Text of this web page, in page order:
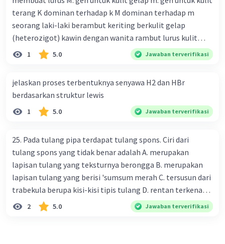
terang K dominan terhadap k M dominan terhadap m
seorang laki-laki berambut keriting berkulit gelap
(heterozigot) kawin dengan wanita rambut lurus kulit
terang tentukan : a. bagan perkawinannya b. rasio
genotipe dan rasio fenotipe nya c. jika perkawinan itu
dengan prosentase
1 5.0 Jawaban terverifikasi
jelaskan proses terbentuknya senyawa H2 dan HBr
berdasarkan struktur lewis
1 5.0 Jawaban terverifikasi
25. Pada tulang pipa terdapat tulang spons. Ciri dari
tulang spons yang tidak benar adalah A. merupakan
lapisan tulang yang teksturnya berongga B. merupakan
lapisan tulang yang berisi 'sumsum merah C. tersusun dari
trabekula berupa kisi-kisi tipis tulang D. rentan terkena
dampak osteoporosis setelah menopause E. mengandung
banyak kalsium fosfat dan kalsium karbonat
2 5.0 Jawaban terverifikasi